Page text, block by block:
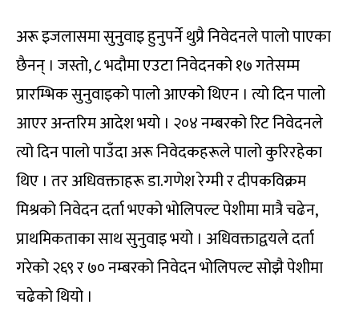
अरू इजलासमा सुनुवाइ हुनुपर्ने थुप्रै निवेदनले पालो पाएका
छैनन् । जस्तो, ८ भदौमा एउटा निवेदनको १७ गतेसम्म
प्रारम्भिक सुनुवाइको पालो आएको थिएन । त्यो दिन पालो
आएर अन्तरिम आदेश भयो । २०४ नम्बरको रिट निवेदनले
त्यो दिन पालो पाउँदा अरू निवेदकहरूले पालो कुरिरहेका
थिए । तर अधिवक्ताहरू डा.गणेश रेग्मी र दीपकविक्रम
मिश्रको निवेदन दर्ता भएको भोलिपल्ट पेशीमा मात्रै चढेन,
प्राथमिकताका साथ सुनुवाइ भयो । अधिवक्ताद्वयले दर्ता
गरेको २६९ र ७० नम्बरको निवेदन भोलिपल्ट सोझै पेशीमा
चढेको थियो ।